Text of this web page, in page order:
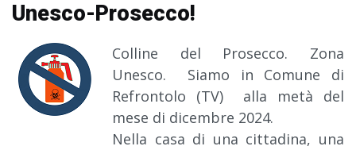
Unesco-Prosecco!
Colline del Prosecco. Zona
Unesco. Siamo in Comune di
Refrontolo (TV) alla metà del
mese di dicembre 2024.
Nella casa di una cittadina, una